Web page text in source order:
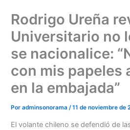
contenido
Rodrigo Ureña
Universitario no
se nacionalice:
con mis papeles
en la embajada”
Poradminsonorama/11 de noviembre de
El volante chileno se defendió de